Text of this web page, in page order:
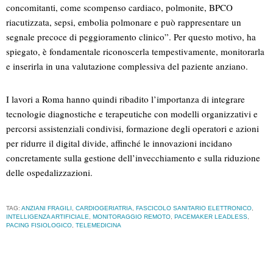
concomitanti, come scompenso cardiaco, polmonite, BPCO
riacutizzata, sepsi, embolia polmonare e può rappresentare un
segnale precoce di peggioramento clinico”. Per questo motivo, ha
spiegato, è fondamentale riconoscerla tempestivamente, monitorarla
e inserirla in una valutazione complessiva del paziente anziano.
I lavori a Roma hanno quindi ribadito l’importanza di integrare
tecnologie diagnostiche e terapeutiche con modelli organizzativi e
percorsi assistenziali condivisi, formazione degli operatori e azioni
per ridurre il digital divide, affinché le innovazioni incidano
concretamente sulla gestione dell’invecchiamento e sulla riduzione
delle ospedalizzazioni.
TAG: ANZIANI FRAGILI, CARDIOGERIATRIA, FASCICOLO SANITARIO ELETTRONICO,
INTELLIGENZA ARTIFICIALE, MONITORAGGIO REMOTO, PACEMAKER LEADLESS,
PACING FISIOLOGICO, TELEMEDICINA